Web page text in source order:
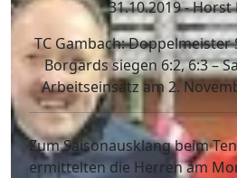
31.10.2019 -
TC Gambach:
Borgards siegen 6:2, 6:3 –
Arbeitseinsatz am 2.
Zum Saisonausklang beim
ermittelten die Herren am